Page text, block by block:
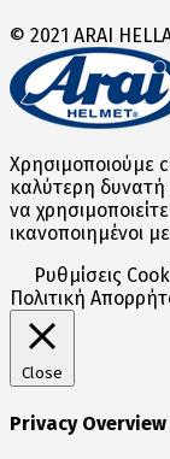
© 2021 ARAI
Χρησιμοποιούμε
καλύτερη δυνατή
να
ικανοποιημένοι
Ρυθμίσεις
Πολιτική
Close
Privacy Overview